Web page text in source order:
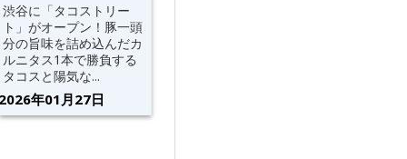
渋谷に「タコストリー
ト」がオープン！豚一頭
分の旨味を詰め込んだカ
ルニタス1本で勝負する
タコスと陽気な...
年01月27日